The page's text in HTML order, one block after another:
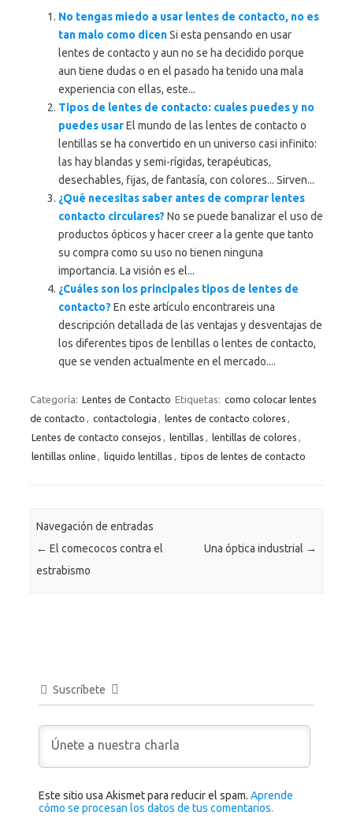
No tengas miedo a usar lentes de contacto, no es
tan malo como dicenSi esta pensando en usar
lentes de contacto y aun no se ha decidido porque
aun tiene dudas o en el pasado ha tenido una mala
experiencia con ellas, este...
Tipos de lentes de contacto: cuales puedes y no
puedes usarEl mundo de las lentes de contacto o
lentillas se ha convertido en un universo casi infinito:
las hay blandas y semi-rígidas, terapéuticas,
desechables, fijas, de fantasía, con colores... Sirven...
¿Qué necesitas saber antes de comprar lentes
contacto circulares? No se puede banalizar el uso de
productos ópticos y hacer creer a la gente que tanto
su compra como su uso no tienen ninguna
importancia. La visión es el...
¿Cuáles son los principales tipos de lentes de
contacto? En este artículo encontrareis una
descripción detallada de las ventajas y desventajas de
los diferentes tipos de lentillas o lentes de contacto,
que se venden actualmente en el mercado....
Categoría: Lentes de Contacto Etiquetas: como colocar lentes
de contacto , contactologia , lentes de contacto colores ,
Lentes de contacto consejos , lentillas , lentillas de colores ,
lentillas online , liquido lentillas , tipos de lentes de contacto
Navegación de entradas
← El comecocos contra el
estrabismo
Una óptica industrial →
Suscríbete
Este sitio usa Akismet para reducir el spam.Aprende
cómo se procesan los datos de tus comentarios.